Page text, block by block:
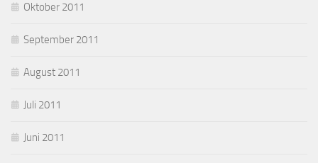
Oktober 2011
September 2011
August 2011
Juli 2011
Juni 2011